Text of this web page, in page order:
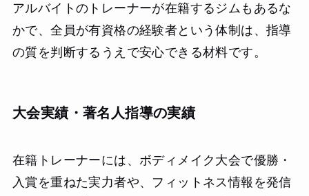
アルバイトのトレーナーが在籍するジムもあるな
かで、全員が有資格の経験者という体制は、指導
の質を判断するうえで安心できる材料です。
大会実績・著名人指導の実績
在籍トレーナーには、ボディメイク大会で優勝・
入賞を重ねた実力者や、フィットネス情報を発信